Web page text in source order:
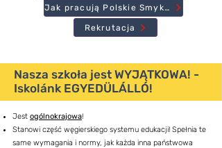
Rekrutacja
Jak pracują Polskie Smyki?
Nasza szkoła jest WYJĄTKOWA!​ -
Iskolánk EGYEDÜLÁLLÓ!
​Jest ogólnokrajowa!
Stanowi część węgierskiego systemu edukacji! Spełnia te
same wymagania i normy, jak każda inna państwowa